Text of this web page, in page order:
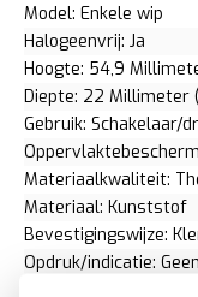
Model: Enkele wip
Halogeenvrij: Ja
Hoogte: 54,9
Diepte: 22 Millimeter
Gebruik: Schakelaar/
Materiaalkwaliteit:
Materiaal: Kunststof
Bevestigingswijze:
Opdruk/indicatie: Geen